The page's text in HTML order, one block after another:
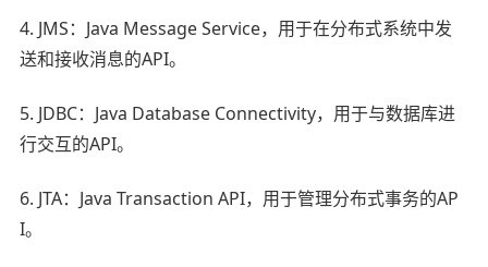
4. JMS：Java Message Service，用于在分布式系统中发
送和接收消息的API。
5. JDBC：Java Database Connectivity，用于与数据库进
行交互的API。
6. JTA：Java Transaction API，用于管理分布式事务的AP
I。